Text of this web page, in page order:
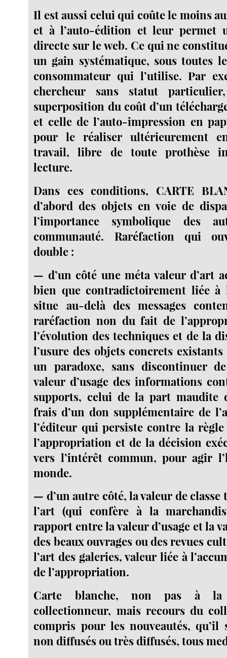
Il est aussi celui qui coûte le moins
et à l’auto-édition et leur permet
directe sur le web. Ce qui ne
un gain systématique, sous toutes
consommateur qui l’utilise. Par
chercheur sans statut
superposition du coût d’un
et celle de l’auto-impression en
pour le réaliser ultérieurement
travail, libre de toute prothèse
lecture.
Dans ces conditions, CARTE
d’abord des objets en voie de
l’importance symbolique des
communauté. Raréfaction qui
double :
— d’un côté une méta valeur d’art
bien que contradictoirement liée
situe au-delà des messages
raréfaction non du fait de
l’évolution des techniques et de la
l’usure des objets concrets
un paradoxe, sans discontinuer
valeur d’usage des informations
supports, celui de la part maudite
frais d’un don supplémentaire de
l’éditeur qui persiste contre la
l’appropriation et de la décision
vers l’intérêt commun, pour agir
monde.
— d’un autre côté, la valeur de
l’art (qui confère à la
rapport entre la valeur d’usage et la
des beaux ouvrages ou des revues
l’art des galeries, valeur liée à
de l’appropriation.
Carte blanche, non pas à
collectionneur, mais recours du
compris pour les nouveautés, qu’il
non diffusés ou très diffusés, tous